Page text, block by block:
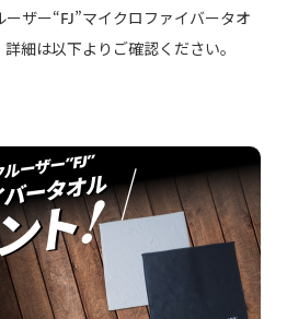
ザー“FJ”マイクロファイバータオ
細は以下よりご確認ください。